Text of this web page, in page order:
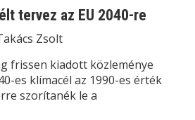
tervez az EU 2040-re
Zsolt
frissen kiadott közleménye
es klímacél az 1990-es érték
szorítanék le a